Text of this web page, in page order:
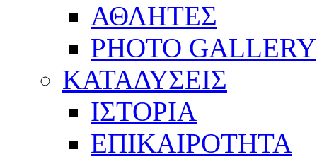
ΑΘΛΗΤΕΣ
PHOTO GALLERY
ΚΑΤΑΔΥΣΕΙΣ
ΙΣΤΟΡΙΑ
ΕΠΙΚΑΙΡΟΤΗΤΑ